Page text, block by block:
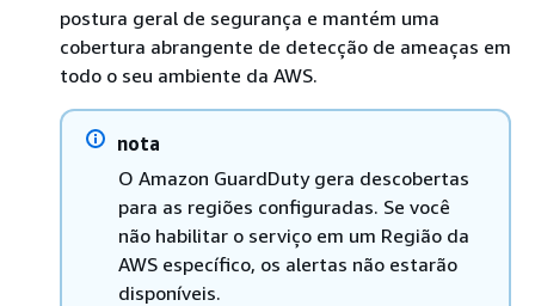
postura geral de segurança e mantém uma
cobertura abrangente de detecção de ameaças em
todo o seu ambiente da AWS.
nota
O Amazon GuardDuty gera descobertas
para as regiões configuradas. Se você
não habilitar o serviço em um Região da
AWS específico, os alertas não estarão
disponíveis.